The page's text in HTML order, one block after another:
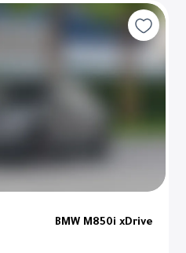
BMW M850i xDrive